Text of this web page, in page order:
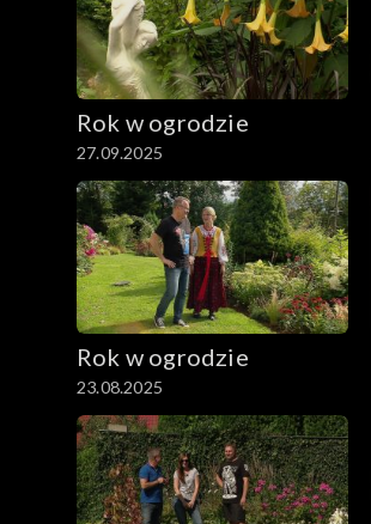
Rok w ogrodzie
27.09.2025
Rok w ogrodzie
23.08.2025